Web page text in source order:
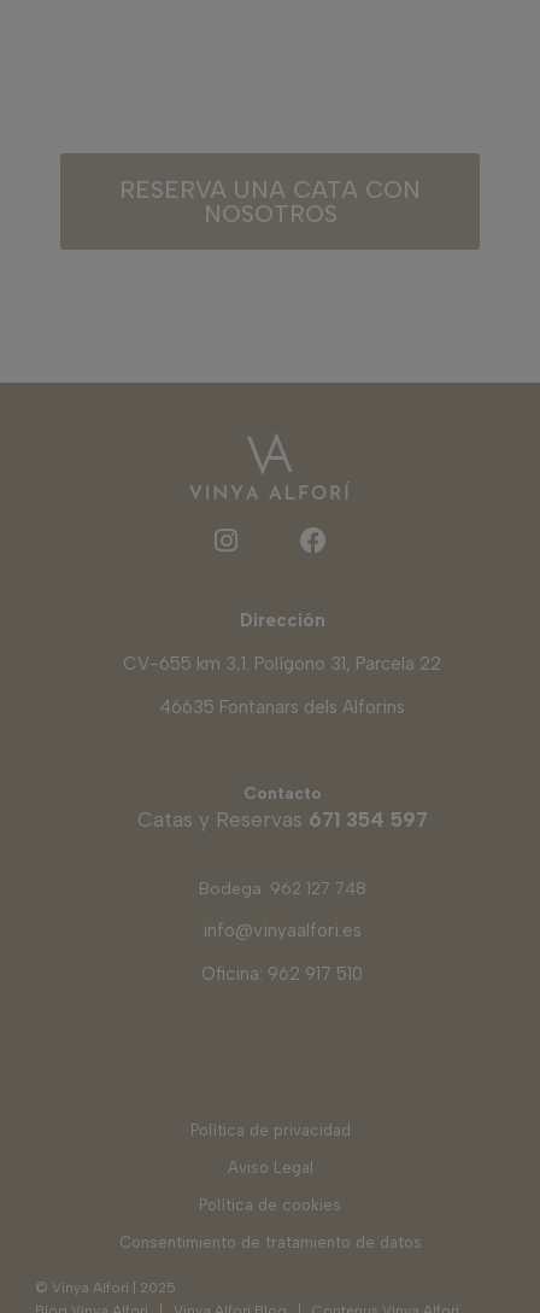
RESERVA UNA CATA CON
NOSOTROS
Dirección
CV-655 km 3,1. Polígono 31, Parcela 22
46635 Fontanars dels Alforins
Contacto
Catas y Reservas 671 354 597
Bodega: 962 127 748
info@vinyaalfori.es
Oficina: 962 917 510
Política de privacidad
Aviso Legal
Política de cookies
Consentimiento de tratamiento de datos
© Vinya Alforí | 2025